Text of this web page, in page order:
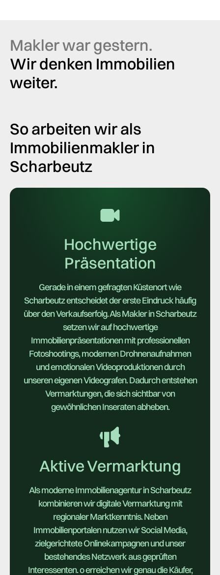
Makler war gestern.
Wir denken Immobilien
weiter.
So arbeiten wir als
Immobilienmakler in
Scharbeutz
Hochwertige
Präsentation
Gerade in einem gefragten Küstenort wie
Scharbeutz entscheidet der erste Eindruck häufig
über den Verkaufserfolg. Als Makler in Scharbeutz
setzen wir auf hochwertige
Immobilienpräsentationen mit professionellen
Fotoshootings, modernen Drohnenaufnahmen
und emotionalen Videoproduktionen durch
unseren eigenen Videografen. Dadurch entstehen
Vermarktungen, die sich sichtbar von
gewöhnlichen Inseraten abheben.
Aktive Vermarktung
Als moderne Immobilienagentur in Scharbeutz
kombinieren wir digitale Vermarktung mit
regionaler Marktkenntnis. Neben
Immobilienportalen nutzen wir Social Media,
zielgerichtete Onlinekampagnen und unser
bestehendes Netzwerk aus geprüften
Interessenten. o erreichen wir genau die Käufer,